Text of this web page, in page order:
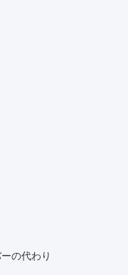
の代わり